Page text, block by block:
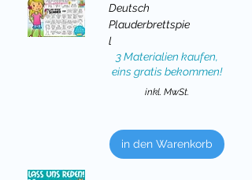
Deutsch
Plauderbrettspie
l
3 Materialien kaufen,
eins gratis bekommen!
inkl. MwSt.
in den Warenkorb